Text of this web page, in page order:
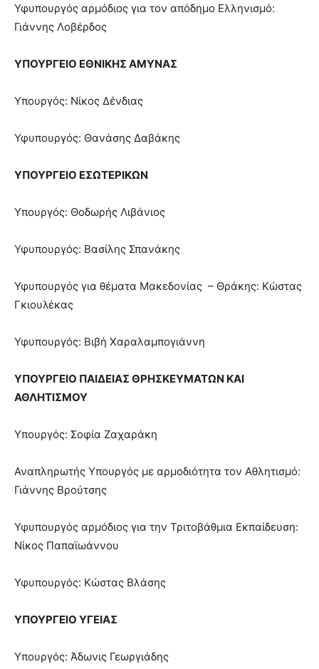
Υφυπουργός αρμόδιος για τον απόδημο Ελληνισμό:
Γιάννης Λοβέρδος
ΥΠΟΥΡΓΕΙΟ ΕΘΝΙΚΗΣ ΑΜΥΝΑΣ
Υπουργός: Νίκος Δένδιας
Υφυπουργός: Θανάσης Δαβάκης
ΥΠΟΥΡΓΕΙΟ ΕΣΩΤΕΡΙΚΩΝ
Υπουργός: Θοδωρής Λιβάνιος
Υφυπουργός: Βασίλης Σπανάκης
Υφυπουργός για θέματα Μακεδονίας – Θράκης: Κώστας
Γκιουλέκας
Υφυπουργός: Βιβή Χαραλαμπογιάννη
ΥΠΟΥΡΓΕΙΟ ΠΑΙΔΕΙΑΣ ΘΡΗΣΚΕΥΜΑΤΩΝ ΚΑΙ
ΑΘΛΗΤΙΣΜΟΥ
Υπουργός: Σοφία Ζαχαράκη
Αναπληρωτής Υπουργός με αρμοδιότητα τον Αθλητισμό:
Γιάννης Βρούτσης
Υφυπουργός αρμόδιος για την Τριτοβάθμια Εκπαίδευση:
Νίκος Παπαϊωάννου
Υφυπουργός: Κώστας Βλάσης
ΥΠΟΥΡΓΕΙΟ ΥΓΕΙΑΣ
Υπουργός: Άδωνις Γεωργιάδης